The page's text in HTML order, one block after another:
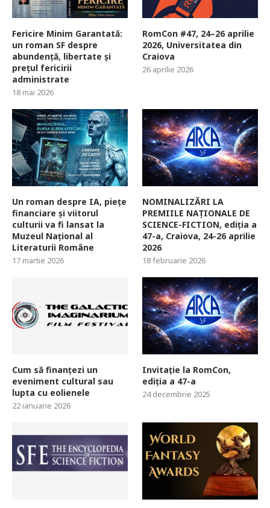
Fericire Minim Garantată:
un roman SF despre
abundență, libertate și
prețul fericirii
administrate
18 mai 2026
RomCon #47, 24–26 aprilie
2026, Universitatea din
Craiova
26 aprilie 2026
Un roman despre IA, piețe
financiare și viitorul
culturii va fi lansat la
Muzeul Național al
Literaturii Române
17 martie 2026
NOMINALIZĂRI LA
PREMIILE NAȚIONALE DE
SCIENCE-FICTION, ediția a
47-a, Craiova, 24-26 aprilie
2026
18 februarie 2026
Cum să finanțezi un
eveniment cultural sau
lupta cu eolienele
22 ianuarie 2026
Invitație la RomCon,
ediția a 47-a
24 decembrie 2025